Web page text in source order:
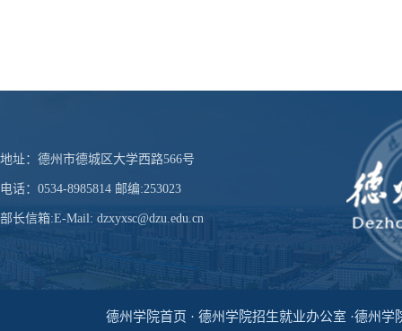
地址：德州市德城区大学西路566号
电话：0534-8985814 邮编:253023
部长信箱:E-Mail: dzxyxsc@dzu.edu.cn
德州学院首页 · 德州学院招生就业办公室 ·德州